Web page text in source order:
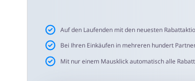
Cashback wird Ihrem Konto innerhalb des
Cashback-Annahmezeit:
Auf den Laufenden mit den neuesten
Bei Ihren Einkäufen in mehreren hundert
Mit nur einem Mausklick automatisch alle